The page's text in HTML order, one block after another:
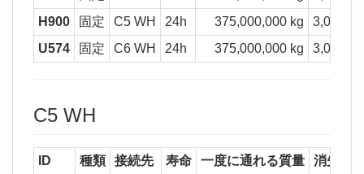
H900
固定 C5 WH 24h 375,000,000 kg
U574
固定 C6 WH 24h 375,000,000 kg
C5 WH
ID 種類 接続先 寿命 一度に通れる質量
消失質